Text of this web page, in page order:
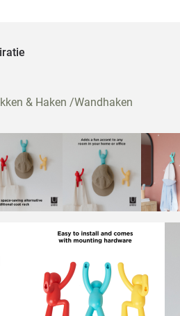
& Haken /Wandhaken